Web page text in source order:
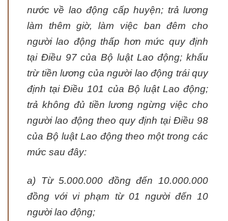
nước về lao động cấp huyện; trả lương
làm thêm giờ, làm việc ban đêm cho
người lao động thấp hơn mức quy định
tại Điều 97 của Bộ luật Lao động; khấu
trừ tiền lương của người lao động trái quy
định tại Điều 101 của Bộ luật Lao động;
trả không đủ tiền lương ngừng việc cho
người lao động theo quy định tại Điều 98
của Bộ luật Lao động theo một trong các
mức sau đây:
a) Từ 5.000.000 đồng đến 10.000.000
đồng với vi phạm từ 01 người đến 10
người lao động;